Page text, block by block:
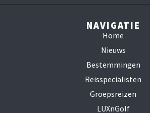
NAVIGATIE
Home
Nieuws
Bestemmingen
Reisspecialisten
Groepsreizen
LUXnGolf